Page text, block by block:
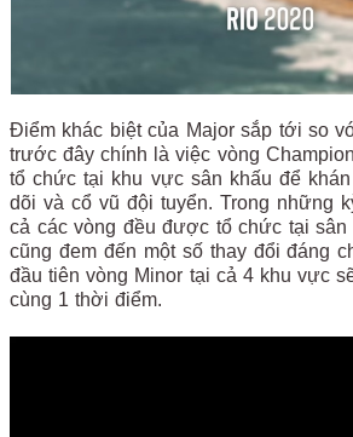
Điểm khác biệt của Major sắp tới so
trước đây chính là việc vòng
tổ chức tại khu vực sân khấu để
dõi và cổ vũ đội tuyển. Trong những
cả các vòng đều được tổ chức tại sân
cũng đem đến một số thay đổi đáng
đầu tiên vòng Minor tại cả 4 khu vực
cùng 1 thời điểm.